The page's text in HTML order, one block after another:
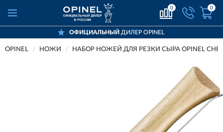
0 0
ОФИЦИАЛЬНЫЙ ДИЛЕР OPINEL
OPINEL НОЖИ НАБОР НОЖЕЙ ДЛЯ РЕЗКИ СЫРА OPINEL